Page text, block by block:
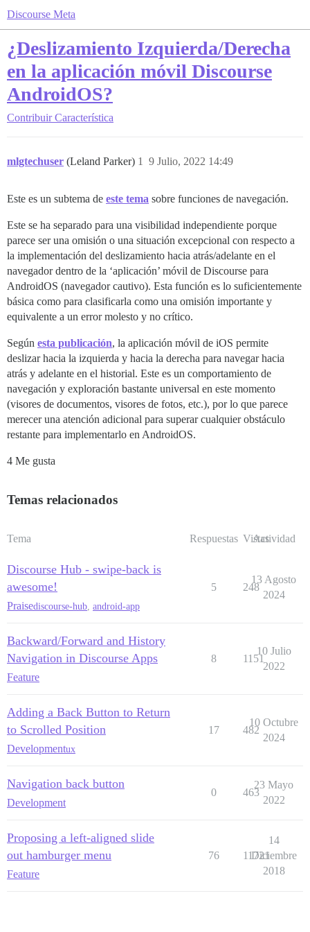
Discourse Meta
¿Deslizamiento Izquierda/Derecha
en la aplicación móvil Discourse
AndroidOS?
Contribuir Característica
mlgtechuser (Leland Parker) 9 Julio, 2022 14:49
1
Este es un subtema de este tema sobre funciones de navegación.
Este se ha separado para una visibilidad independiente porque
parece ser una omisión o una situación excepcional con respecto a
la implementación del deslizamiento hacia atrás/adelante en el
navegador dentro de la ‘aplicación’ móvil de Discourse para
AndroidOS (navegador cautivo). Esta función es lo suficientemente
básica como para clasificarla como una omisión importante y
equivalente a un error molesto y no crítico.
Según esta publicación, la aplicación móvil de iOS permite
deslizar hacia la izquierda y hacia la derecha para navegar hacia
atrás y adelante en el historial. Este es un comportamiento de
navegación y exploración bastante universal en este momento
(visores de documentos, visores de fotos, etc.), por lo que parece
merecer una atención adicional para superar cualquier obstáculo
restante para implementarlo en AndroidOS.
4 Me gusta
Temas relacionados
Tema Respuestas Vistas
Actividad
Discourse Hub - swipe-back is
awesome!
Praisediscourse-hub android-app
5 248
13 Agosto
2024
Backward/Forward and History
Navigation in Discourse Apps
Feature
8 1151
10 Julio
2022
Adding a Back Button to Return
to Scrolled Position
Developmentux
17 482
10 Octubre
2024
Navigation back button
Development
0 463
23 Mayo
2022
Proposing a left-aligned slide
out hamburger menu
Feature
76 11721
14
Diciembre
2018